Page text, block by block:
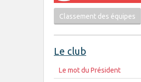
Classement des équipes
Le club
Le mot du Président